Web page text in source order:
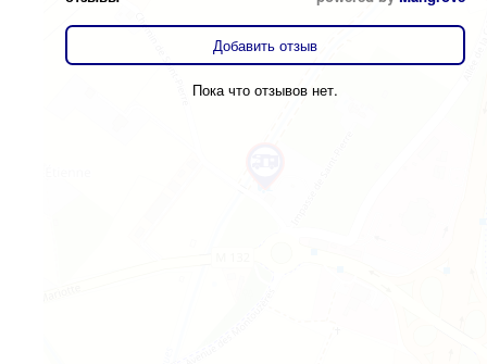
Добавить отзыв
Пока что отзывов нет.